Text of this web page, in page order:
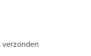
verzonden